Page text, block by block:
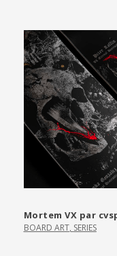
Mortem VX par
BOARD ART, SERIES